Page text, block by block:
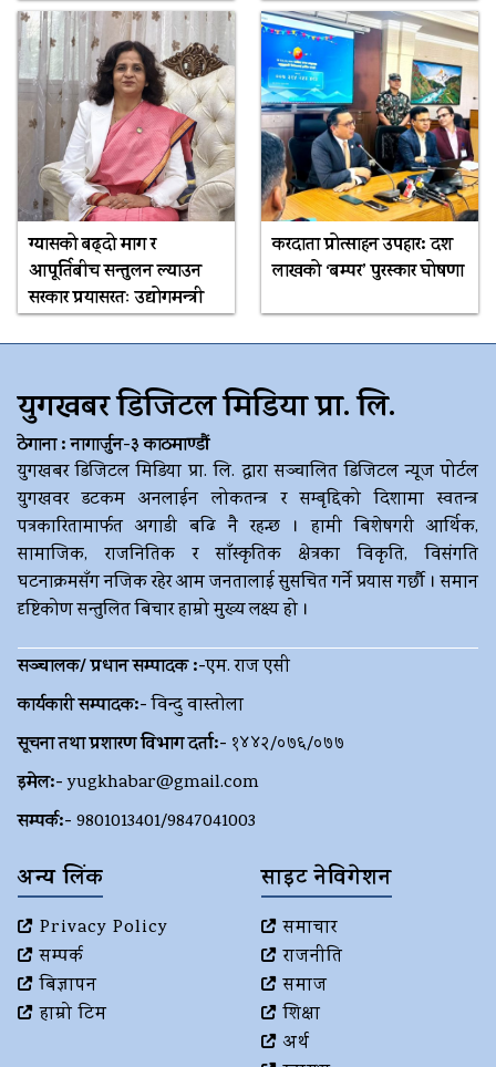
ग्यासको बढ्दो माग र
आपूर्तिबीच सन्तुलन ल्याउन
सरकार प्रयासरतः उद्योगमन्त्री
करदाता प्रोत्साहन उपहार: दश
लाखको ‘बम्पर’ पुरस्कार घोषणा
युगखबर डिजिटल मिडिया प्रा. लि.
ठेगाना : नागार्जुन-३ काठमाण्डौं
युगखबर डिजिटल मिडिया प्रा. लि. द्धारा सञ्चालित डिजिटल न्यूज पोर्टल
युगखवर डटकम अनलाईन लोकतन्त्र र सम्बृद्दिको दिशामा स्वतन्त्र
पत्रकारितामार्फत अगाडी बढि नै रहन्छ । हामी बिशेषगरी आर्थिक,
सामाजिक, राजनितिक र साँस्कृतिक क्षेत्रका विकृति, विसंगति
घटनाक्रमसँग नजिक रहेर आम जनतालाई सुसचित गर्ने प्रयास गर्छौ । समान
दृष्टिकोण सन्तुलित बिचार हाम्रो मुख्य लक्ष्य हो ।
सञ्चालक/ प्रधान सम्पादक :-एम. राज एसी
कार्यकारी सम्पादक:-विन्दु वास्तोला
सूचना तथा प्रशारण विभाग दर्ता:- १४४२/०७६/०७७
इमेल:- yugkhabar@gmail.com
सम्पर्क:- 9801013401/9847041003
अन्य लिंक
Privacy Policy
सम्पर्क
बिज्ञापन
हाम्रो टिम
साइट नेविगेशन
समाचार
राजनीति
समाज
शिक्षा
अर्थ